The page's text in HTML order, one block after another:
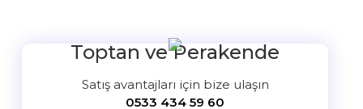
Toptan ve Perakende
Satış avantajları için bize ulaşın
0533 434 59 60